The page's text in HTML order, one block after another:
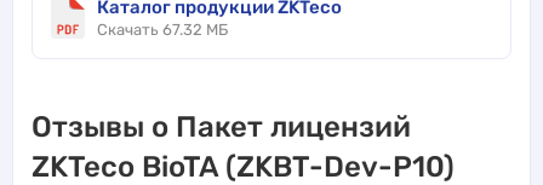
Каталог продукции ZKTeco
Скачать 67.32 МБ
Отзывы о Пакет лицензий
ZKTeco BioTA (ZKBT-Dev-P10)